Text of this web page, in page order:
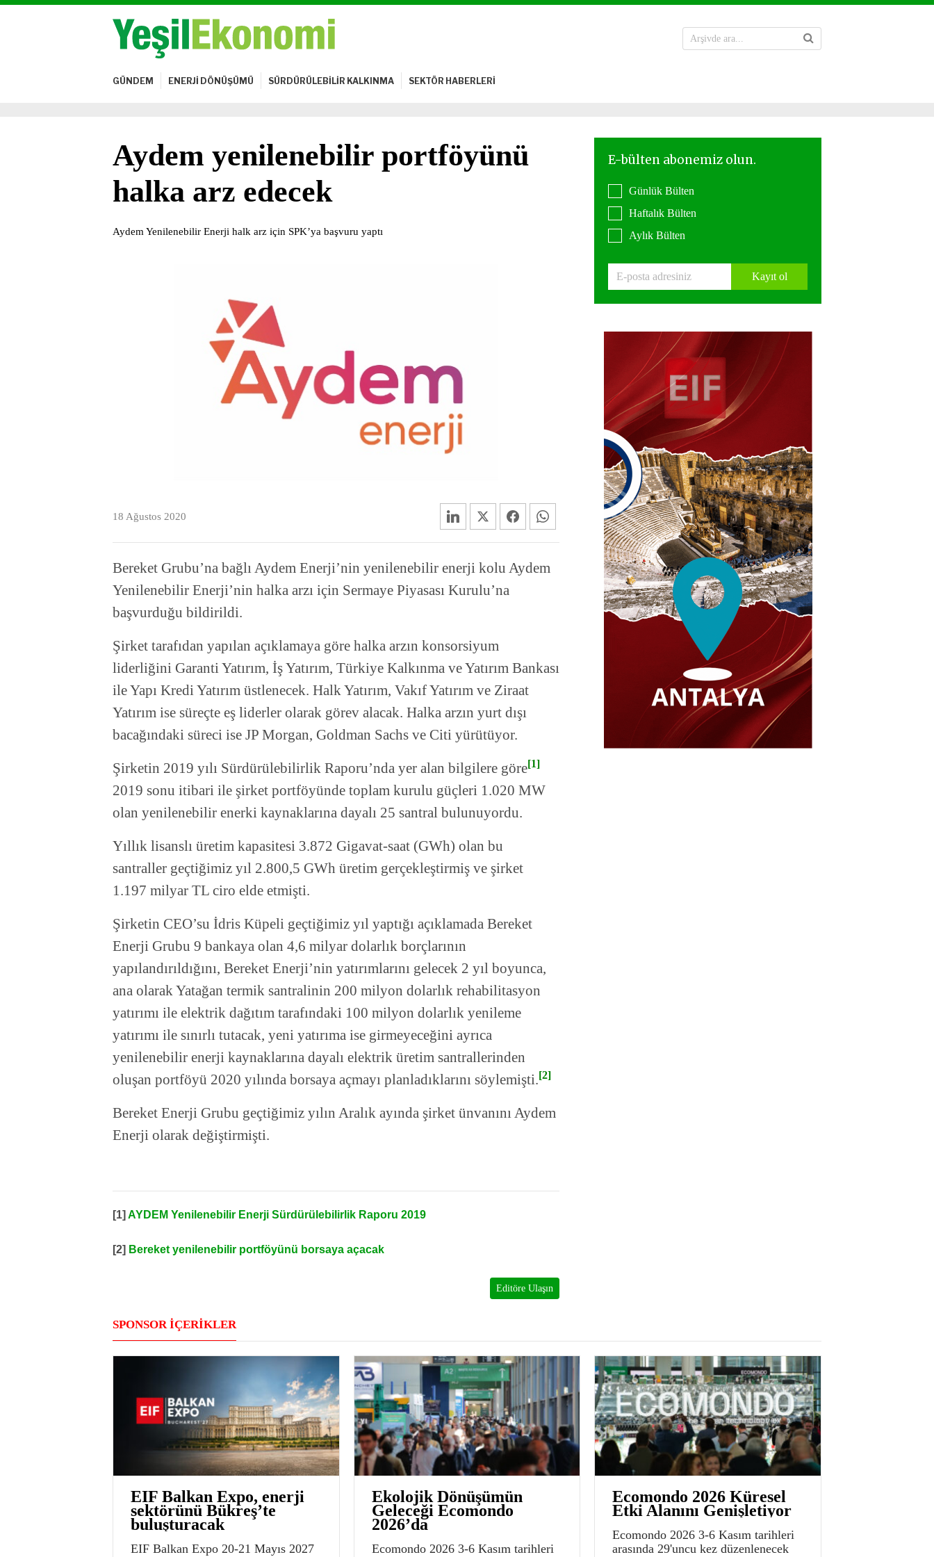
GÜNDEM ENERJİ DÖNÜŞÜMÜ SÜRDÜRÜLEBİLİR KALKINMA SEKTÖR HABERLERİ
Aydem yenilenebilir portföyünü
halka arz edecek
Aydem Yenilenebilir Enerji halk arz için SPK’ya başvuru yaptı
18 Ağustos 2020
Bereket Grubu’na bağlı Aydem Enerji’nin yenilenebilir enerji kolu Aydem
Yenilenebilir Enerji’nin halka arzı için Sermaye Piyasası Kurulu’na
başvurduğu bildirildi.
Şirket tarafıdan yapılan açıklamaya göre halka arzın konsorsiyum
liderliğini Garanti Yatırım, İş Yatırım, Türkiye Kalkınma ve Yatırım Bankası
ile Yapı Kredi Yatırım üstlenecek. Halk Yatırım, Vakıf Yatırım ve Ziraat
Yatırım ise süreçte eş liderler olarak görev alacak. Halka arzın yurt dışı
bacağındaki süreci ise JP Morgan, Goldman Sachs ve Citi yürütüyor.
Şirketin 2019 yılı Sürdürülebilirlik Raporu’nda yer alan bilgilere göre[1]
2019 sonu itibari ile şirket portföyünde toplam kurulu güçleri 1.020 MW
olan yenilenebilir enerki kaynaklarına dayalı 25 santral bulunuyordu.
Yıllık lisanslı üretim kapasitesi 3.872 Gigavat-saat (GWh) olan bu
santraller geçtiğimiz yıl 2.800,5 GWh üretim gerçekleştirmiş ve şirket
1.197 milyar TL ciro elde etmişti.
Şirketin CEO’su İdris Küpeli geçtiğimiz yıl yaptığı açıklamada Bereket
Enerji Grubu 9 bankaya olan 4,6 milyar dolarlık borçlarının
yapılandırıldığını, Bereket Enerji’nin yatırımlarını gelecek 2 yıl boyunca,
ana olarak Yatağan termik santralinin 200 milyon dolarlık rehabilitasyon
yatırımı ile elektrik dağıtım tarafındaki 100 milyon dolarlık yenileme
yatırımı ile sınırlı tutacak, yeni yatırıma ise girmeyeceğini ayrıca
yenilenebilir enerji kaynaklarına dayalı elektrik üretim santrallerinden
oluşan portföyü 2020 yılında borsaya açmayı planladıklarını söylemişti.[2]
Bereket Enerji Grubu geçtiğimiz yılın Aralık ayında şirket ünvanını Aydem
Enerji olarak değiştirmişti.
[1] AYDEM Yenilenebilir Enerji Sürdürülebilirlik Raporu 2019
[2] Bereket yenilenebilir portföyünü borsaya açacak
Editöre Ulaşın
Günlük Bülten
Haftalık Bülten
Aylık Bülten
Kayıt ol
SPONSOR İÇERİKLER
EIF Balkan Expo, enerji
sektörünü Bükreş’te
buluşturacak
EIF Balkan Expo 20-21 Mayıs 2027
Ekolojik Dönüşümün
Geleceği Ecomondo
2026’da
Ecomondo 2026 3-6 Kasım tarihleri
Ecomondo 2026 Küresel
Etki Alanını Genişletiyor
Ecomondo 2026 3-6 Kasım tarihleri
arasında 29'uncu kez düzenlenecek